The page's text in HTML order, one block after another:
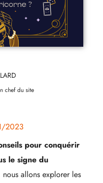
chef du site
2023
pour conquérir
le signe du
allons explorer les